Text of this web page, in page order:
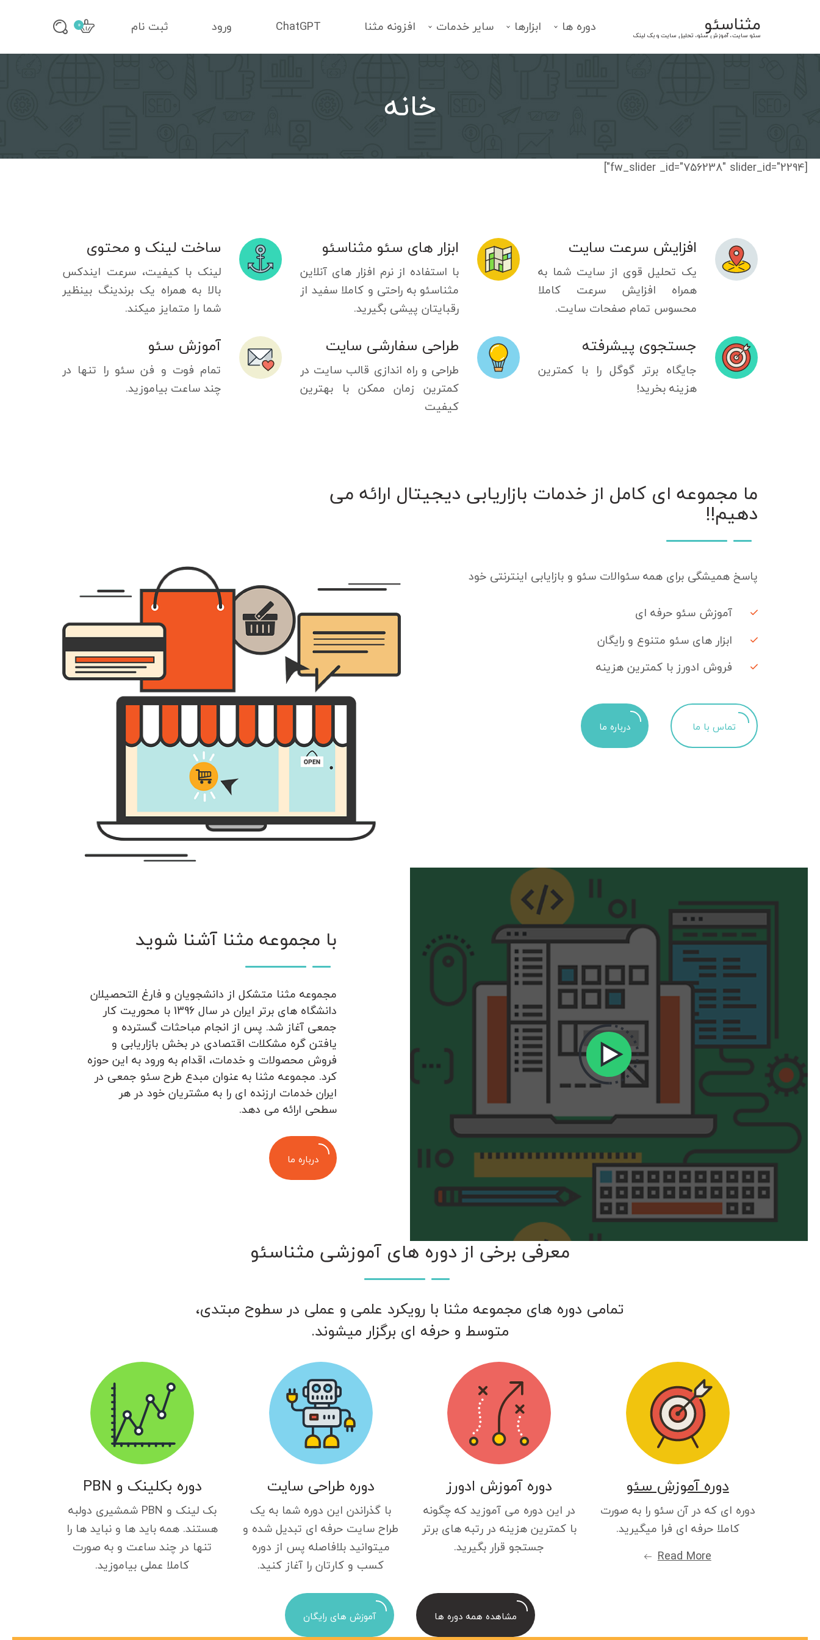
مثناسئو
سئو سایت، آموزش سئو، تحلیل سایت و بک لینک دوره ها ابزارها سایر خدمات
فهرست خدمات
انتخاب یک سرویس
افزونه مثنا ChatGPT ورود ثبت نام 0
خانه
[fw_slider _id="756238" slider_id="2294"]
افزایش سرعت سایت
یک تحلیل قوی از سایت شما به
همراه افزایش سرعت کاملا
محسوس تمام صفحات سایت.
ابزار های سئو مثناسئو
با استفاده از نرم افزار های آنلاین
مثناسئو به راحتی و کاملا سفید از
رقبایتان پیشی بگیرید.
ساخت لینک و محتوی
لینک با کیفیت، سرعت ایندکس
بالا به همراه یک برندینگ بینظیر
شما را متمایز میکند.
جستجوی پیشرفته
جایگاه برتر گوگل را با کمترین
هزینه بخرید!
طراحی سفارشی سایت
طراحی و راه اندازی قالب سایت در
کمترین زمان ممکن با بهترین
کیفیت
آموزش سئو
تمام فوت و فن سئو را تنها در
چند ساعت بیاموزید.
ما مجموعه ای کامل از خدمات بازاریابی دیجیتال ارائه می
دهیم!!
پاسخ همیشگی برای همه سئوالات سئو و بازایابی اینترنتی خود
آموزش سئو حرفه ای
ابزار های سئو متنوع و رایگان
فروش ادورز با کمترین هزینه
تماس با ما درباره ما
با مجموعه مثنا آشنا شوید
مجموعه مثنا متشکل از دانشجویان و فارغ التحصیلان
دانشگاه های برتر ایران در سال 1396 با محوریت کار
جمعی آغاز شد. پس از انجام مباحثات گسترده و
یافتن گره مشکلات اقتصادی در بخش بازاریابی و
فروش محصولات و خدمات، اقدام به ورود به این حوزه
کرد. مجموعه مثنا به عنوان مبدع طرح سئو جمعی در
ایران خدمات ارزنده ای را به مشتریان خود در هر
سطحی ارائه می دهد.
درباره ما
معرفی برخی از دوره های آموزشی مثناسئو
تمامی دوره های مجموعه مثنا با رویکرد علمی و عملی در سطوح مبتدی،
متوسط و حرفه ای برگزار میشوند.
دوره آموزش سئو
دوره ای که در آن سئو را به صورت
کاملا حرفه ای فرا میگیرید.
Read More
دوره آموزش ادورز
در این دوره می آموزید که چگونه
با کمترین هزینه در رتبه های برتر
جستجو قرار بگیرید.
دوره طراحی سایت
با گذراندن این دوره شما به یک
طراح سایت حرفه ای تبدیل شده و
میتوانید بلافاصله پس از دوره
کسب و کارتان را آغاز کنید.
دوره بکلینک و PBN
بک لینک و PBN شمشیری دولبه
هستند. همه باید ها و نباید ها را
تنها در چند ساعت و به صورت
کاملا عملی بیاموزید.
مشاهده همه دوره ها آموزش های رایگان